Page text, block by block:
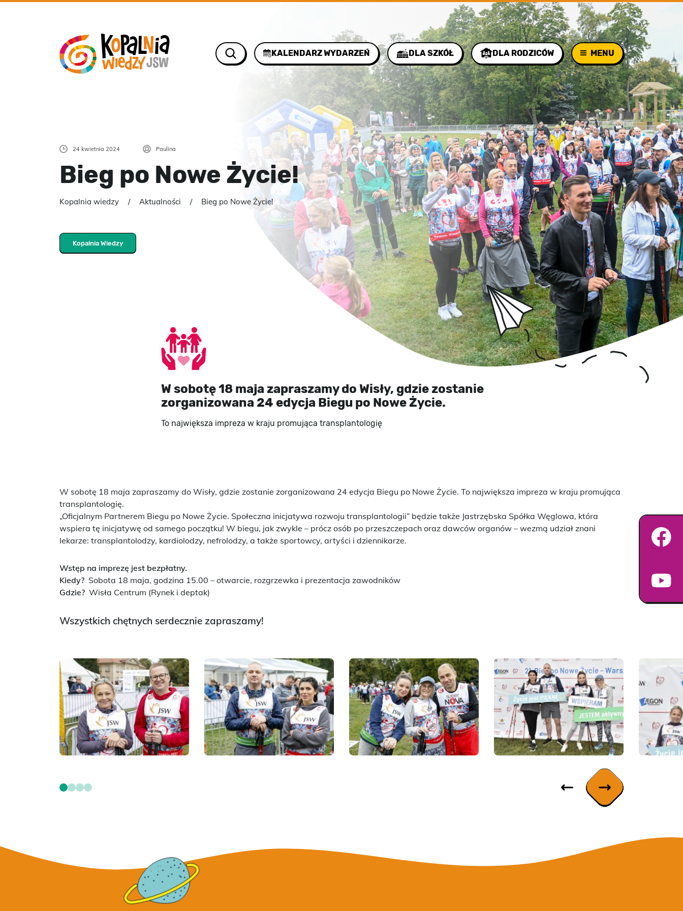
KALENDARZ WYDARZEŃ DLA SZKÓŁ DLA RODZICÓW MENU
24 kwietnia 2024 Paulina
Bieg po Nowe Życie!
Kopalnia wiedzy Aktualności Bieg po Nowe Życie!
Kopalnia Wiedzy
W sobotę 18 maja zapraszamy do Wisły, gdzie zostanie
zorganizowana 24 edycja Biegu po Nowe Życie.
To największa impreza w kraju promująca transplantologię
W sobotę 18 maja zapraszamy do Wisły, gdzie zostanie zorganizowana 24 edycja Biegu po Nowe Życie. To największa impreza w kraju promująca
transplantologię.
„Oficjalnym Partnerem Biegu po Nowe Życie. Społeczna inicjatywa rozwoju transplantologii” będzie także Jastrzębska Spółka Węglowa, która
wspiera tę inicjatywę od samego początku! W biegu, jak zwykle – prócz osób po przeszczepach oraz dawców organów – wezmą udział znani
lekarze: transplantolodzy, kardiolodzy, nefrolodzy, a także sportowcy, artyści i dziennikarze.
Wstęp na imprezę jest bezpłatny.
Kiedy? Sobota 18 maja, godzina 15.00 – otwarcie, rozgrzewka i prezentacja zawodników
Gdzie? Wisła Centrum (Rynek i deptak)
Wszystkich chętnych serdecznie zapraszamy!